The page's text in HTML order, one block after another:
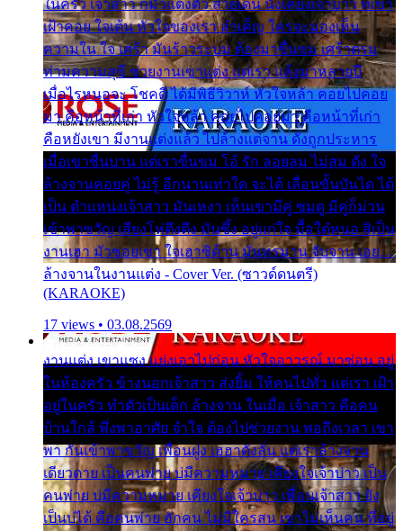
ในครัว เจ้าสาว ก็มัวแต่งตัว สวยเด่น นั่งเคียงเจ้าบ่าว ที่เขา
เฝ้าคอย ใจเต้น หัวใจของเรา ลำเค็ญ ใครจะมองเห็น
ความใน ใจ เศร้า มันร้าวระบม ต้องมาขื่นขม เศร้าตรม
ท่ามความสุขี ช่วยงานเขาแต่ง แต่เรา แล้งมาหลายปี
เมื่อไรหนอจะ โชคดี ได้มีพิธีวิวาห์ หัวใจหล้า คอยไปคอย
มา คือหน้าที่เก่า หัวใจหล้า คอยไปคอยมา คือหน้าที่เก่า
คือหยังเขา มีงานแต่งแล้ว ไปล้างแต่จาน ดั่งถูกประหาร
เมื่อเขาชื่นบาน แต่เราขื่นขม โอ้ รัก ลอยลม ไม่สม ดัง ใจ
ล้างจานคอยคู่ ไม่รู้ อีกนานเท่าใด จะได้ เลื่อนขั้นบันได ได้
เป็น ตำแหน่งเจ้าสาว มันเหงา เห็นเขามีคู่ ซมดู มีคู่ก็ม่วน
เข้าพาขวัญ เสียงโห่ตึงตึง มันซึ้ง อยู่แก่ใจ มื้อใด๋หนอ สิเป็น
งานเฮา มัวซอยเขา ใจเฮาซิด้าน มันทรมาน จับจาน เอย…
ล้างจานในงานแต่ง - Cover Ver. (ซาวด์ดนตรี)
(KARAOKE)
17 views • 03.08.2569
งานแต่ง เขาแซง แย่งเอาไปก่อน หัวใจอาวรณ์ มาซ่อน อยู่
ในห้องครัว ข้างนอกเจ้าสาว ส่งยิ้ม ให้คนไปทั่ว แต่เรา เฝ้า
อยู่ในครัว ทำตัวเป็นเด็ก ล้างจาน ในเมื่อ เจ้าสาว คือคน
บ้านใกล้ พึ่งพาอาศัย จำใจ ต้องไปช่วยงาน พอถึงเวลา เขา
พา กันเข้าพาขวัญ เพื่อนฝูง เฮฮาดังลั่น แต่เราล้างจาน
เดียวดาย เป็นคนพ่าย บ่มีความหมาย เคียงใจเจ้าบ่าว เป็น
คนพ่าย บ่มีความหมาย เคียงใจเจ้าบ่าว เพื่อนเจ้าสาว ยัง
เป็นบ่ได้ คือคนพ่าย ฮักคน ไม่มีใครสน เขาไม่เห็นคน ที่อยู่